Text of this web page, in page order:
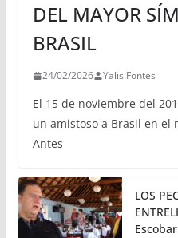
DEL MAYOR
BRASIL
24/02/2026 Yalis Fontes
El 15 de noviembre del
un amistoso a Brasil en el
Antes
LOS
Escobar